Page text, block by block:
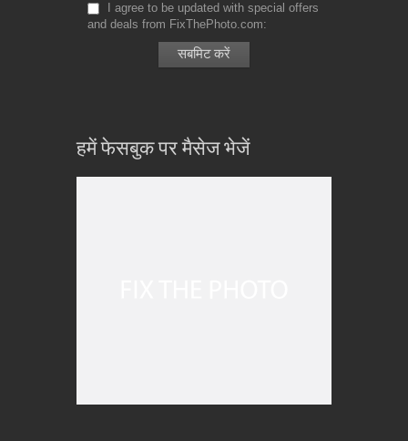
I agree to be updated with special offers
and deals from FixThePhoto.com
हमें फेसबुक पर मैसेज भेजें